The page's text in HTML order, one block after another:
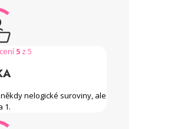
5 z 5
nelogické suroviny, ale
1.